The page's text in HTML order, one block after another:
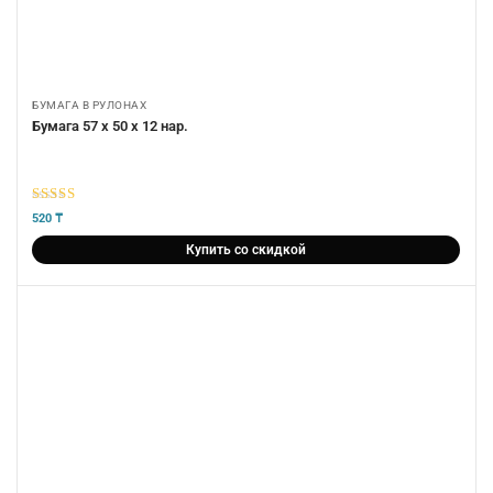
БУМАГА В РУЛОНАХ
Бумага 57 х 50 х 12 нар.
5из 5
520 ₸
Купить со скидкой